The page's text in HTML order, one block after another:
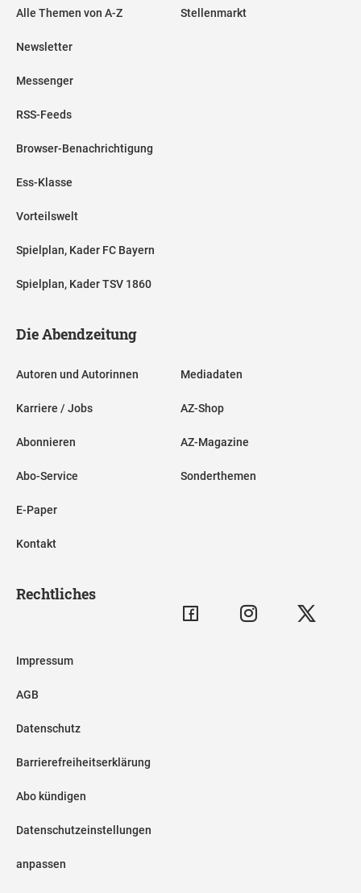
Alle Themen von A-Z
Newsletter
Messenger
RSS-Feeds
Browser-Benachrichtigung
Ess-Klasse
Vorteilswelt
Spielplan, Kader FC Bayern
Spielplan, Kader TSV 1860
Stellenmarkt
Die Abendzeitung
Autoren und Autorinnen
Karriere / Jobs
Abonnieren
Abo-Service
E-Paper
Kontakt
Mediadaten
AZ-Shop
AZ-Magazine
Sonderthemen
Rechtliches
Impressum
AGB
Datenschutz
Barrierefreiheitserklärung
Abo kündigen
Datenschutzeinstellungen
anpassen